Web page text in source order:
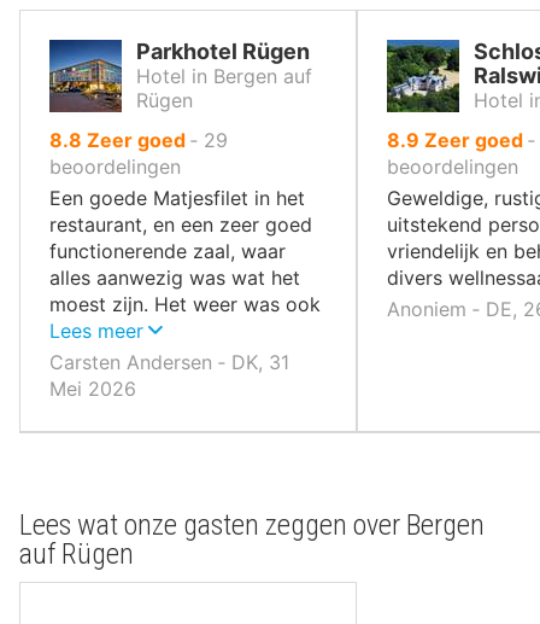
Parkhotel Rügen
Hotel in Bergen auf
Rügen
8.8 uit
10
,
Zeer goed ‐ 29
beoordelingen
Een goede Matjesfilet in het
restaurant, en een zeer goed
functionerende zaal, waar
alles aanwezig was wat het
moest zijn. Het weer was ook
aangenaam.
Lees meer
Carsten Andersen ‐ DK, 31
Mei 2026
Hotel
8.9 uit
10
,
Zeer goed ‐
beoordelingen
Geweldige,
uitstekend
vriendelijk en
divers
Anoniem ‐ DE,
Lees wat onze gasten zeggen over Bergen
auf Rügen